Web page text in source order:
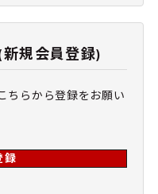
規会員登録)
ちらから登録をお願い
録